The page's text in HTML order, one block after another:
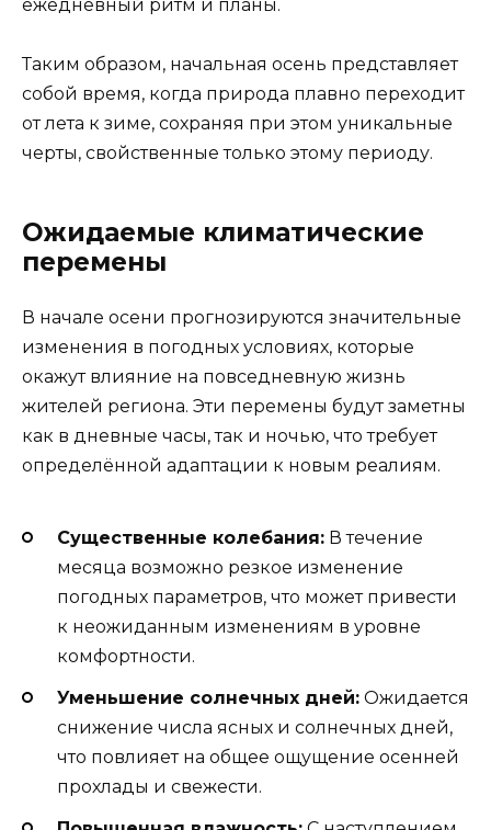
ежедневный ритм и планы.
Таким образом, начальная осень представляет
собой время, когда природа плавно переходит
от лета к зиме, сохраняя при этом уникальные
черты, свойственные только этому периоду.
Ожидаемые климатические
перемены
В начале осени прогнозируются значительные
изменения в погодных условиях, которые
окажут влияние на повседневную жизнь
жителей региона. Эти перемены будут заметны
как в дневные часы, так и ночью, что требует
определённой адаптации к новым реалиям.
Существенные колебания: В течение
месяца возможно резкое изменение
погодных параметров, что может привести
к неожиданным изменениям в уровне
комфортности.
Уменьшение солнечных дней: Ожидается
снижение числа ясных и солнечных дней,
что повлияет на общее ощущение осенней
прохлады и свежести.